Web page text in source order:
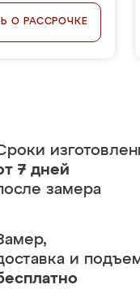
О РАССРОЧКЕ
7 дней
замера
и